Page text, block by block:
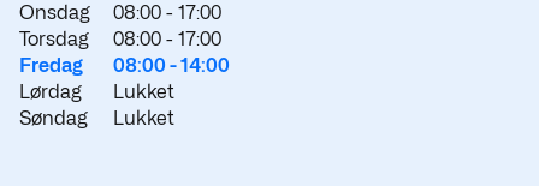
Onsdag
08:00 - 17:00
Torsdag
08:00 - 17:00
Fredag
08:00 -14:00
Lørdag
Lukket
Søndag
Lukket